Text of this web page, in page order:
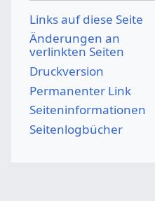
Links auf diese Seite
Änderungen an
verlinkten Seiten
Druckversion
Permanenter Link
Seiten­­informationen
Seitenlogbücher